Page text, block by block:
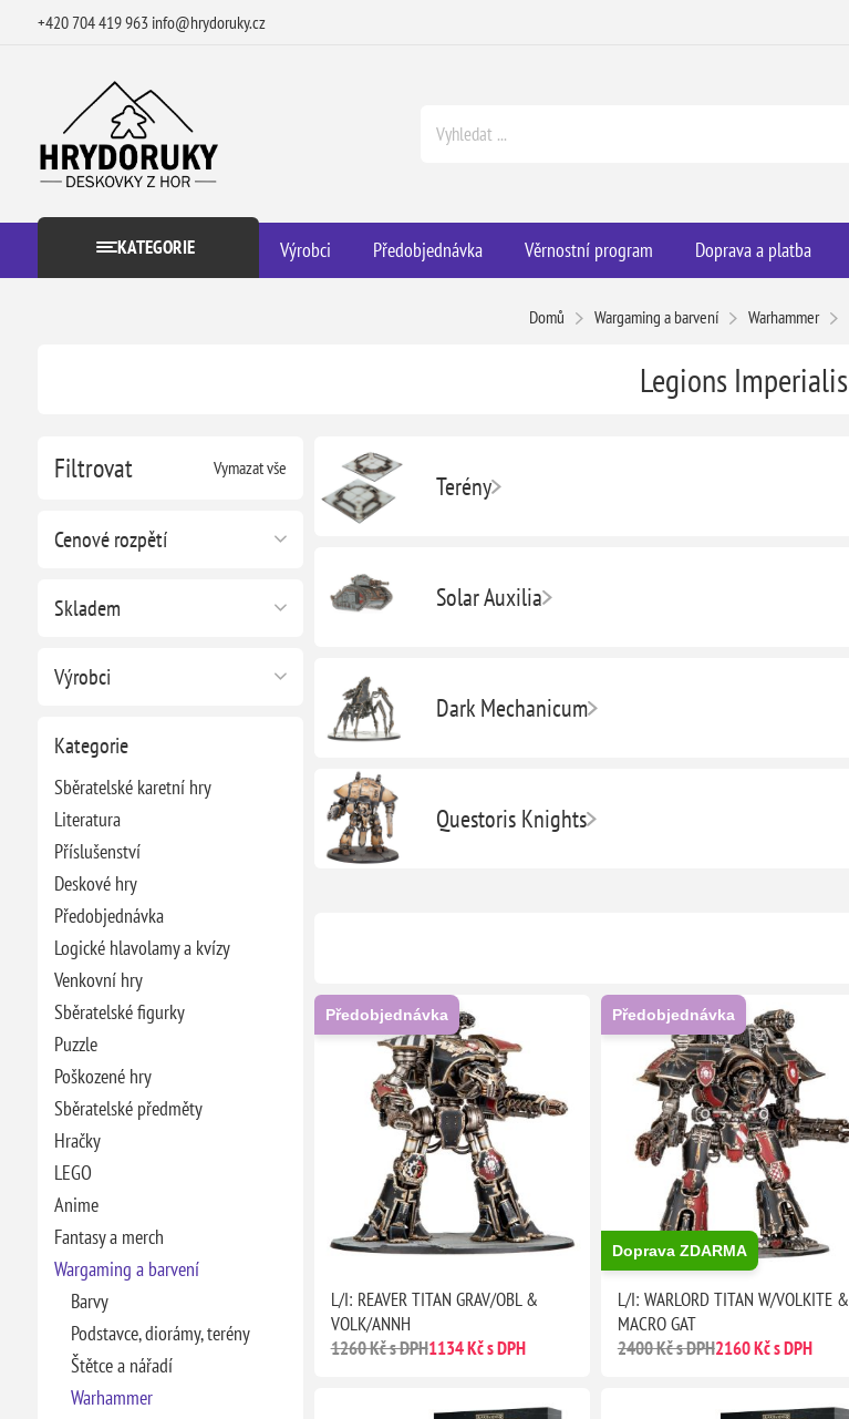
+420 704 419 963 info@hrydoruky.cz
KATEGORIE Výrobci Předobjednávka Věrnostní program Doprava a platba
Domů Wargaming a barvení Warhammer
Filtrovat Vymazat vše
Cenové rozpětí
Skladem
Výrobci
Kategorie
Sběratelské karetní hry
Literatura
Příslušenství
Deskové hry
Předobjednávka
Logické hlavolamy a kvízy
Venkovní hry
Sběratelské figurky
Puzzle
Poškozené hry
Sběratelské předměty
Hračky
LEGO
Anime
Fantasy a merch
Wargaming a barvení
Barvy
Podstavce, diorámy, terény
Štětce a nářadí
Warhammer
Legions Imperialis
Terény
Solar Auxilia
Dark Mechanicum
Questoris Knights
Předobjednávka
L/I: REAVER TITAN GRAV/OBL &
VOLK/ANNH
1260 Kč s DPH1134 Kč s DPH
Předobjednávka
Doprava ZDARMA
L/I: WARLORD TITAN W/VOLKITE &
MACRO GAT
2400 Kč s DPH2160 Kč s DPH